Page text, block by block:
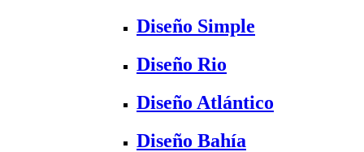
Diseño Simple
Diseño Rio
Diseño Atlántico
Diseño Bahía